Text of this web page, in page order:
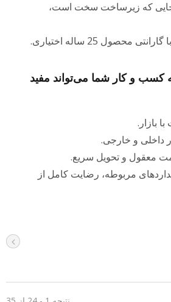
که زیرساخت سخت است،
25 ساله اختیاری.
و کار شما می‌تواند مفید
و خارجی.
و تحویل سریع.
مربوطه، رضایت کامل از